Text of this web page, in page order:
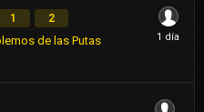
1 2
de las Putas